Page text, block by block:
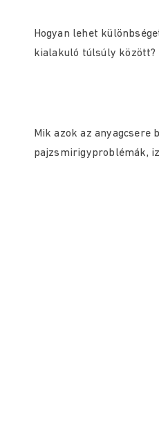
Hogyan lehet
kialakuló túlsúly között?
Mik azok az anyagcsere
pajzsmirigyproblémák,